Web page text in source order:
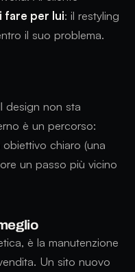
fare per lui: il restyling
il suo problema.
design non sta
è un percorso:
chiaro (una
un passo più vicino
è la manutenzione
Un sito nuovo